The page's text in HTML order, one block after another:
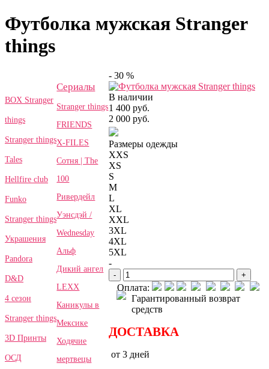
Футболка мужская Stranger
things
BOX Stranger
things
Stranger things
Tales
Hellfire club
Funko
Stranger things
Украшения
Pandora
D&D
4 сезон
Stranger things
3D Принты
ОСД
Сериалы
Stranger things
FRIENDS
X-FILES
Сотня | The
100
Ривердейл
Уэнсдэй /
Wednesday
Альф
Дикий ангел
LEXX
Каникулы в
Мексике
Ходячие
мертвецы
- 30 %
В наличии
1 400 руб.
2 000 руб.
Размеры одежды
XXS
XS
S
M
L
XL
XXL
3XL
4XL
5XL
-
- +
Оплата:
Гарантированный возврат
средств
ДОСТАВКА
от 3 дней